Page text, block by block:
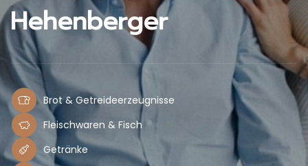
Hehenberger
Brot & Getreideerzeugnisse
Fleischwaren & Fisch
Getränke